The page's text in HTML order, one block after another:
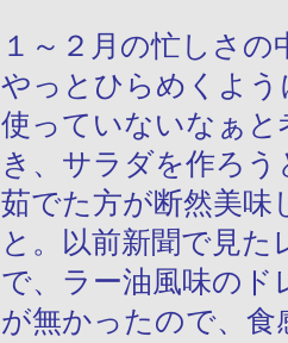
１～２月の忙しさ
やっとひらめくよ
使っていないなぁ
き、サラダを作ろ
茹でた方が断然美味
と。以前新聞で見
で、ラー油風味の
が無かったので、